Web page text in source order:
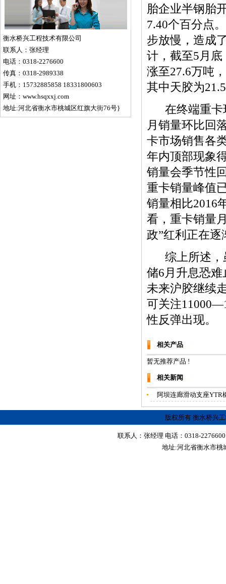
衡水桥兴工程技术有限公司
联系人：张经理
电话：0318-2276600
传真：0318-2989338
手机：15732885858 18331800603
网址：www.hsqxxj.com
地址:河北省衡水市桃城区红旗大街76号}
胎企业半钢胎
7.40个百分点
步放慢，造成
计，截至5月底
涨至27.6万吨
其中天胶为
在终端重卡
月销量环比回
卡市场销售各
年内顶部现象
销量会季节性
重卡销量峰值
销量相比2016
看，重卡销量
政”红利正在逐
综上所述，
储6月升息恐
未来沪胶继续
可关注
性反弹出现。
相关产品
暂无推荐产品 !
相关新闻
阿坝连廊滑动支座YTR
版权所有 衡水桥兴
联系人：张经理 电话：0318-
地址:河北省衡水市桃